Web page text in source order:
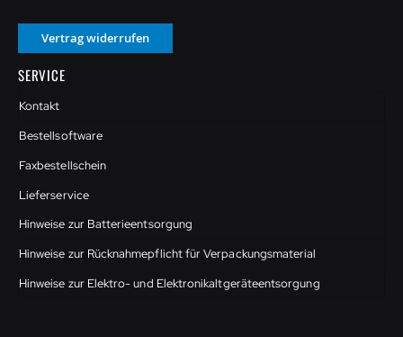
Vertrag widerrufen
SERVICE
Kontakt
Bestellsoftware
Faxbestellschein
Lieferservice
Hinweise zur Batterieentsorgung
Hinweise zur Rücknahmepflicht für Verpackungsmaterial
Hinweise zur Elektro- und Elektronikaltgeräteentsorgung